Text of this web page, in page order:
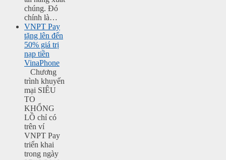
chúng. Đó
chính là…
VNPT Pay
tặng lên đến
50% giá trị
nạp tiền
VinaPhone
Chương
trình khuyến
mại SIÊU
TO
KHỔNG
LỒ chỉ có
trên ví
VNPT Pay
triển khai
trong ngày